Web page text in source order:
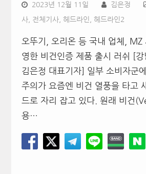
2023년 12월 11일 김은정
사, 전체기사, 헤드라인 헤드라인2
오뚜기, 오리온 등 국내 업체, MZ
영한 비건인증 제품 출시 러쉬 [
김은정 대표기자] 일부 소비자군
주의가 요즘엔 비건 열풍을 타고
드로 자리 잡고 있다. 원래 비건
용…